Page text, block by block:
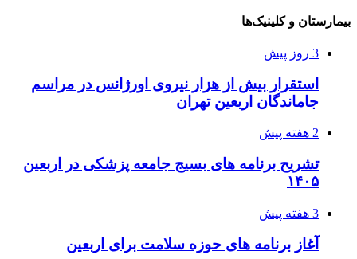
بیمارستان و کلینیک‌ها
3 روز پیش
استقرار بیش از هزار نیروی اورژانس در مراسم
جاماندگان اربعین تهران
2 هفته پیش
تشریح برنامه های بسیج جامعه پزشکی در اربعین
۱۴۰۵
3 هفته پیش
آغاز برنامه های حوزه سلامت برای اربعین